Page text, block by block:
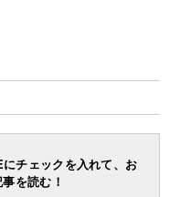
にチェックを入れて、お
を読む！